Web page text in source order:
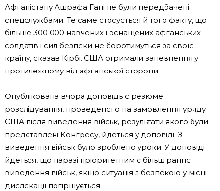
Афганістану Ашрафа Гані не були передбачені
спецслужбами. Те саме стосується й того факту, що
більше 300 000 навчених і оснащених афганських
солдатів і сил безпеки не боротимуться за свою
країну, сказав Кірбі. США отримали запевнення у
протилежному від афганської сторони.
Опублікована вчора доповідь є резюме
розслідування, проведеного на замовлення уряду
США після виведення військ, результати якого були
представлені Конгресу, йдеться у доповіді. З
виведення військ було зроблено уроки. У доповіді
йдеться, що наразі пріоритетним є більш раннє
виведення військ, якщо ситуація з безпекою у місці
дислокації погіршується.